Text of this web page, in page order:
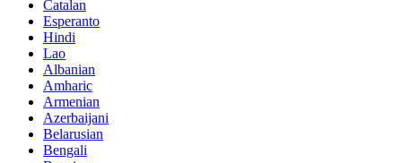
Catalan
Esperanto
Hindi
Lao
Albanian
Amharic
Armenian
Azerbaijani
Belarusian
Bengali